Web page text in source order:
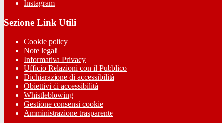
Instagram
Sezione Link Utili
Cookie policy
Note legali
Informativa Privacy
Ufficio Relazioni con il Pubblico
Dichiarazione di accessibilità
Obiettivi di accessibilità
Whistleblowing
Gestione consensi cookie
Amministrazione trasparente